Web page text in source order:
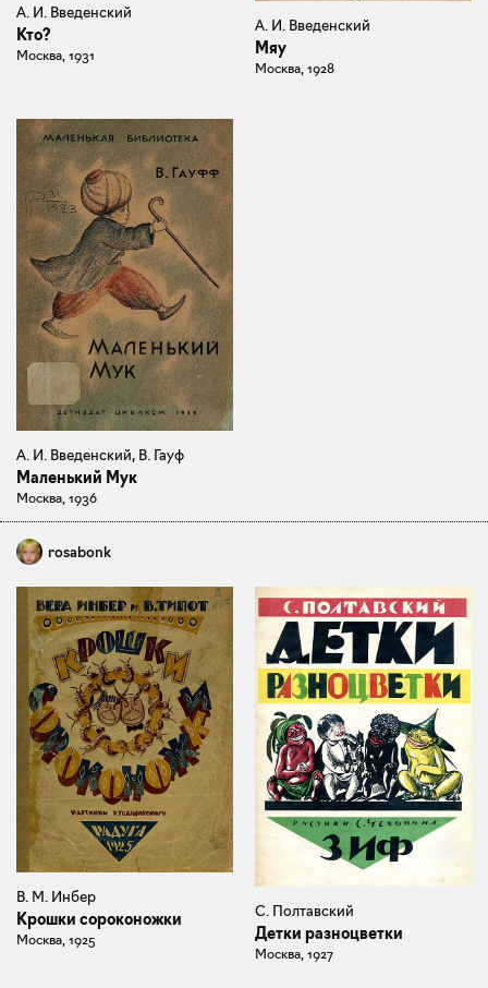
А. И. Введенский
Кто?
Москва, 1931
А. И. Введенский
Мяу
Москва, 1928
А. И. Введенский, В. Гауф
Маленький Мук
Москва, 1936
rosabonk
В. М. Инбер
Крошки сороконожки
Москва, 1925
С. Полтавский
Детки разноцветки
Москва, 1927